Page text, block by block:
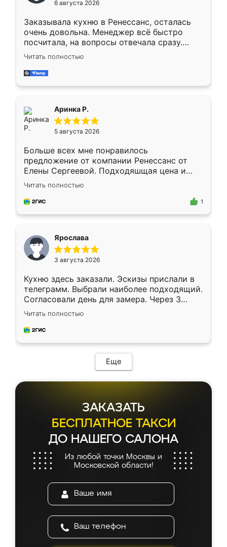
мебели буду заказывать только здесь.
6 августа 2026
Заказывала кухню в Ренессанс, осталась
очень довольна. Менеджер всё быстро
посчитала, на вопросы отвечала сразу.
Замерщик приехал в субботу, подошёл к
делу со всей ответственностью. Собрали
за день, ребята работали аккуратно, даже
Читать полностью
Аринка Р.
5 августа 2026
Больше всех мне понравилось
предложение от компании Ренессанс от
Елены Сергеевой. Подходяшщая цена и
короткие сроки изготовления. Приехавший
для замера сотрудник Владислав
предложил по моему эскизу самый
Читать полностью
1
Ярослава
3 августа 2026
Кухню здесь заказали. Эскизы прислали в
телеграмм. Выбрали наиболее подходящий.
Согласовали день для замера. Через 3
недели кухня была уже готова. Остались
довольны работой. Спасибо Ренессанс
мебель за качественную работу!
Читать полностью
Еще
ЗАКАЗАТЬ
БЕСПЛАТНОЕ ТАКСИ
ДО НАШЕГО САЛОНА
Из любой точки Москвы и
Московской области!